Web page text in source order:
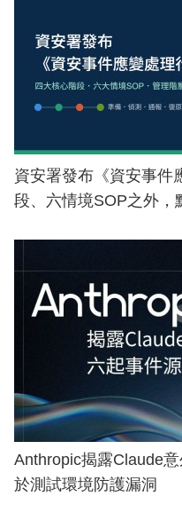
資安署發布《資安事件
段、六情境SOP之外，
Anthropic揭露Claude
於測試環境防護漏洞